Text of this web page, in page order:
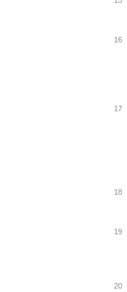
16
17
18
19
20